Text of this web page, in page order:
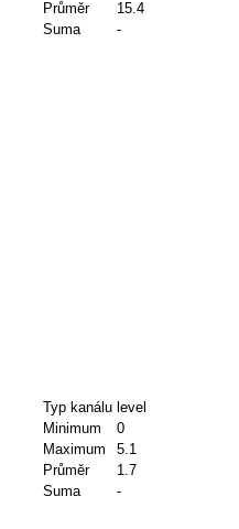
Průměr
15.4
Suma
-
Typ kanálu level
Minimum
0
Maximum
5.1
Průměr
1.7
Suma
-